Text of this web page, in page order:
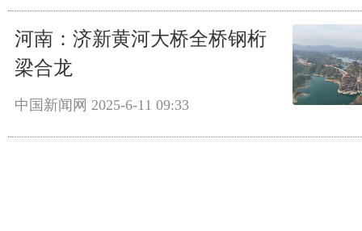
河南：济新黄河大桥全桥钢桁
梁合龙
中国新闻网 2025-6-11 09:33